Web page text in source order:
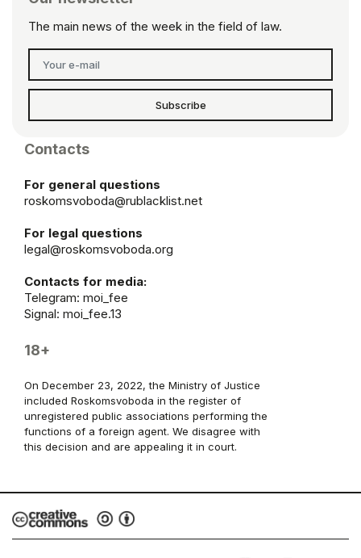
The main news of the week in the field of law.
Subscribe
Contacts
For general questions
roskomsvoboda@rublacklist.net
For legal questions
legal@roskomsvoboda.org
Contacts for media:
Telegram: moi_fee
Signal: moi_fee.13
18+
On December 23, 2022, the Ministry of Justice
included Roskomsvoboda in the register of
unregistered public associations performing the
functions of a foreign agent. We disagree with
this decision and are appealing it in court.